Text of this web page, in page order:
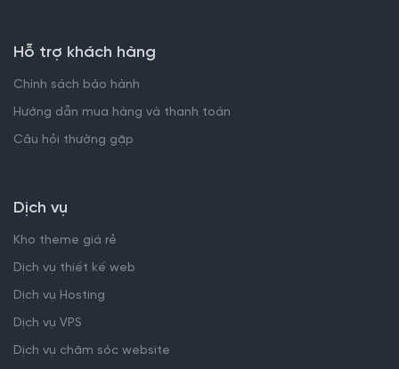
Hỗ trợ khách hàng
Chính sách bảo hành
Hướng dẫn mua hàng và thanh toán
Câu hỏi thường gặp
Dịch vụ
Kho theme giá rẻ
Dịch vụ thiết kế web
Dịch vụ Hosting
Dịch vụ VPS
Dịch vụ chăm sóc website